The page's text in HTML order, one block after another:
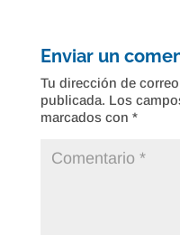
Enviar un
Tu dirección de
publicada. Los
marcados con *